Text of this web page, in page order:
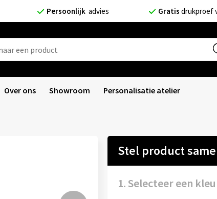
Persoonlijk advies Gratis drukproef
Over ons Showroom Personalisatie atelier
Stel product
1. Selecteer een